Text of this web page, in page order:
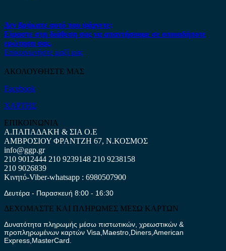
Δεν βρήκατε αυτό που ψάχνετε;
Είμαστε στη διάθεση σας να απαντήσουμε σε οποιαδήποτε
ερώτηση σας.
Επικοινωνήστε μαζί μας
ΑΚΟΛΟΥΘΗΣΤΕ ΜΑΣ
Facebook
ΧΑΡΤΗΣ
ΕΠΙΚΟΙΝΩΝΙΑ
Α.ΠΑΠΑΔΑΚΗ & ΣΙΑ Ο.Ε
ΑΜΒΡΟΣΙΟΥ ΦΡΑΝΤΖΗ 67, Ν.ΚΟΣΜΟΣ
info@ggp.gr
210 9012444 210 9239148 210 9238158
210 9026839
Κινητό-Viber-whatsapp : 6980507900
Δευτέρα - Παρασκευή 8:00 - 16:30
ΔΕΧΟΜΑΣΤΕ ΚΑΙ ΠΛΗΡΩΜΕΣ ΜΕΣΩ ΚΑΡΤΩΝ
Δυνατότητα πληρωμής μέσω πιστωτικών, χρεωστικών &
προπληρωμένων καρτών Visa,Maestro,Diners,American
Express,MasterCard.